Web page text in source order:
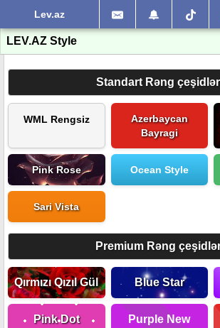
Lev.az
LEV.AZ Style
Standart Rəng
WML Rengsiz
Azerbaycan
Bayragi
Pink Rose Ocean Style
Sari Vista
Premium Rəng
Qırmızı Qızıl Gül Blue Star
Pink Dot Purple New